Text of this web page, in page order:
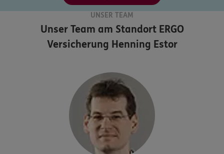
UNSER TEAM
Unser Team am StandortERGO
Versicherung Henning Estor